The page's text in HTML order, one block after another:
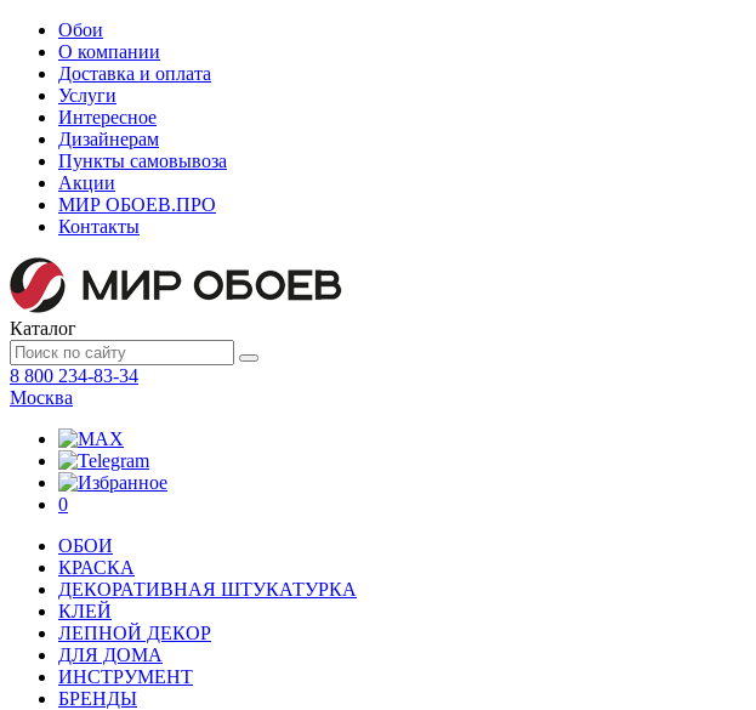
Обои
О компании
Доставка и оплата
Услуги
Интересное
Дизайнерам
Пункты самовывоза
Акции
МИР ОБОЕВ.ПРО
Контакты
Каталог
8 800 234-83-34
Москва
0
ОБОИ
КРАСКА
ДЕКОРАТИВНАЯ ШТУКАТУРКА
КЛЕЙ
ЛЕПНОЙ ДЕКОР
ДЛЯ ДОМА
ИНСТРУМЕНТ
БРЕНДЫ